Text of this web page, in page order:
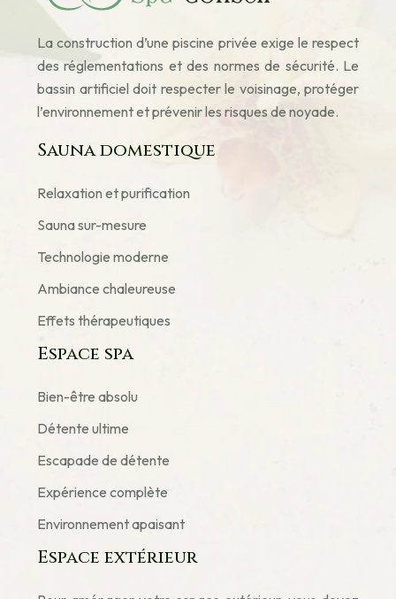
La construction d’une piscine privée exige le respect
des réglementations et des normes de sécurité. Le
bassin artificiel doit respecter le voisinage, protéger
l’environnement et prévenir les risques de noyade.
Sauna domestique
Relaxation et purification
Sauna sur-mesure
Technologie moderne
Ambiance chaleureuse
Effets thérapeutiques
Espace spa
Bien-être absolu
Détente ultime
Escapade de détente
Expérience complète
Environnement apaisant
Espace extérieur